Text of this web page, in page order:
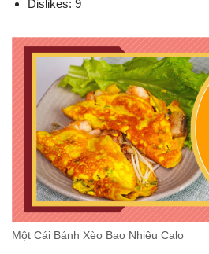
Dislikes: 9
Một Cái Bánh Xèo Bao Nhiêu Calo